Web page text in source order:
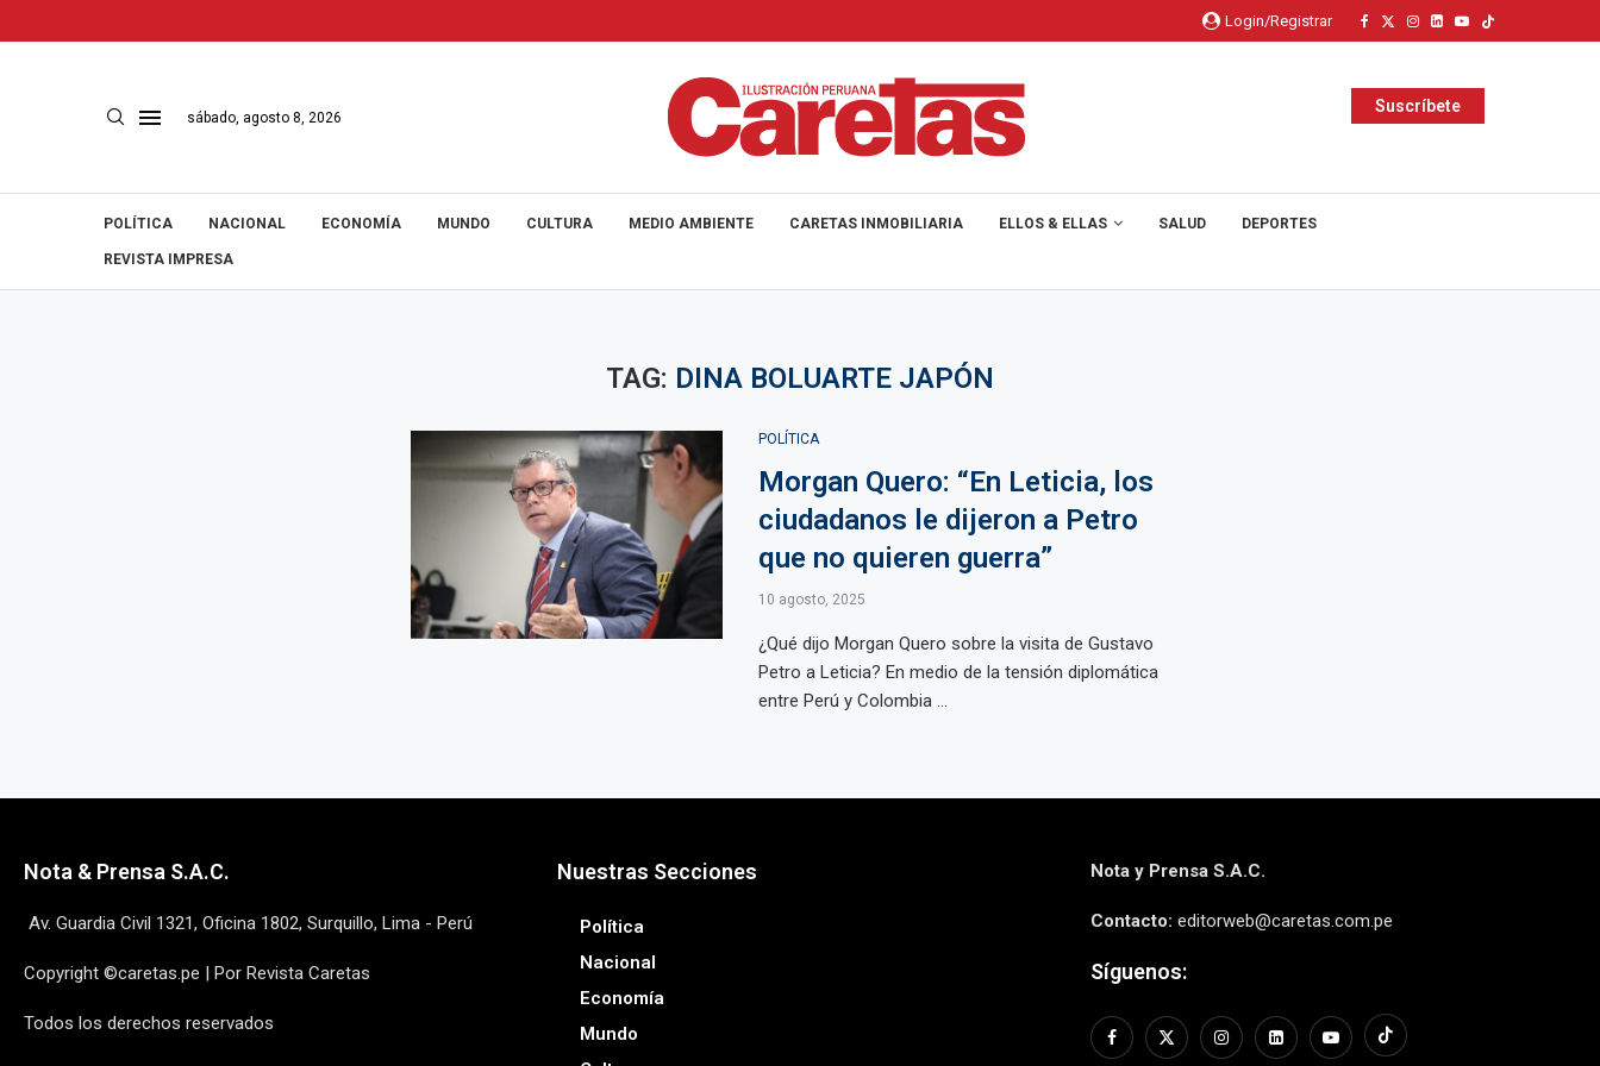
Login/Registrar
sábado, agosto 8, 2026
Suscríbete
POLÍTICA NACIONAL ECONOMÍA MUNDO CULTURA MEDIO AMBIENTE CARETAS INMOBILIARIA ELLOS & ELLAS SALUD DEPORTES
REVISTA IMPRESA
TAG: DINA BOLUARTE JAPÓN
POLÍTICA
Morgan Quero: “En Leticia, los
ciudadanos le dijeron a Petro
que no quieren guerra”
10 agosto, 2025
¿Qué dijo Morgan Quero sobre la visita de Gustavo
Petro a Leticia? En medio de la tensión diplomática
entre Perú y Colombia ...
Nota & Prensa S.A.C.
Av. Guardia Civil 1321, Oficina 1802, Surquillo, Lima - Perú
Copyright ©caretas.pe | Por Revista Caretas
Todos los derechos reservados
Nuestras Secciones
Política
Nacional
Economía
Mundo
Nota y Prensa S.A.C.
Contacto: editorweb@caretas.com.pe
Síguenos: